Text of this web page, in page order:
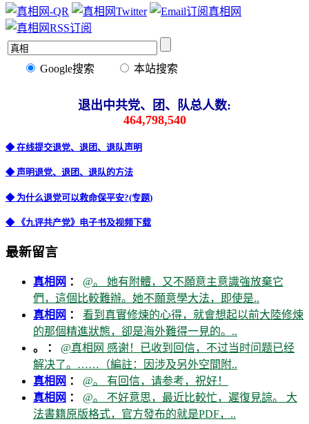
Google搜索 本站搜索
退出中共党、团、队总人数:
464,798,540
◆ 在线提交退党、退团、退队声明
◆ 声明退党、退团、退队的方法
◆ 为什么退党可以救命保平安?(专题)
◆ 《九评共产党》电子书及视频下载
最新留言
真相网 ： @。 她有附體，又不願意主意識強放棄它
們，這個比較難辦。她不願意學大法，即使是..
真相网 ： 看到真實修煉的心得，就會想起以前大陸修煉
的那個精進狀態，卻是海外難得一見的。..
。 ： @真相网 感谢！已收到回信，不过当时问题已经
解决了。……（編註：因涉及另外空間附..
真相网 ： @。 有回信，请参考，祝好！
真相网 ： @。 不好意思，最近比較忙，遲復見諒。 大
法書籍原版格式，官方發布的就是PDF，..